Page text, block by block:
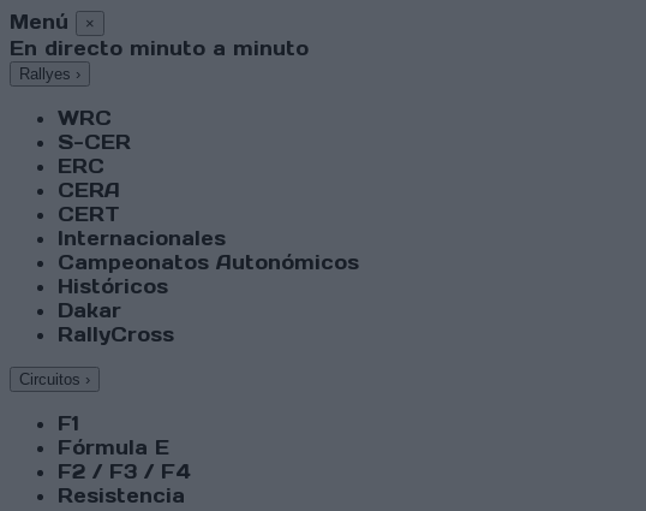
Menú ×
En directo minuto a minuto
Rallyes ›
WRC
S-CER
ERC
CERA
CERT
Internacionales
Campeonatos Autonómicos
Históricos
Dakar
RallyCross
Circuitos ›
F1
Fórmula E
F2 / F3 / F4
Resistencia